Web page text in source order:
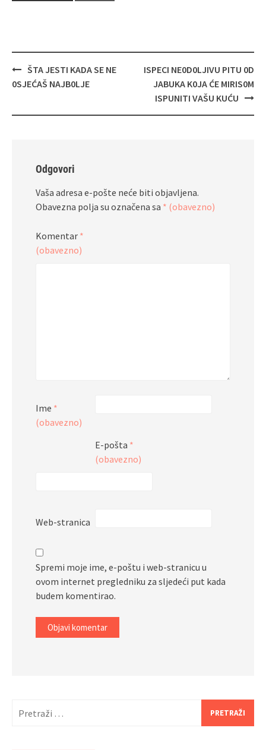
Navigacija
objava
ŠTA JESTI KADA SE NE
0SJEĆAŠ NAJB0LJE
ISPECI NE0D0LJIVU PITU 0D
JABUKA K0JA ĆE MIRIS0M
ISPUNITI VAŠU KUĆU
Odgovori
Vaša adresa e-pošte neće biti objavljena.
Obavezna polja su označena sa * (obavezno)
Komentar *
(obavezno)
Ime *
(obavezno)
E-pošta *
(obavezno)
Web-stranica
Spremi moje ime, e-poštu i web-stranicu u
ovom internet pregledniku za sljedeći put kada
budem komentirao.